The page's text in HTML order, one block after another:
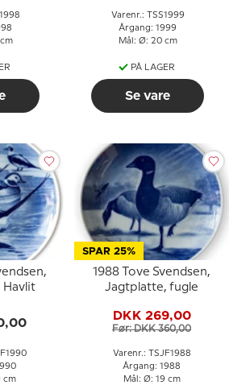
Varenr.: TSS1999
Årgang: 1999
Mål: Ø: 20 cm
PÅ LAGER
Se vare
Havlit
cm
SPAR 25%
1988 Tove Svendsen,
Jagtplatte, fugle
DKK 269,00
Før: DKK 360,00
Varenr.: TSJF1988
Årgang: 1988
Mål: Ø: 19 cm